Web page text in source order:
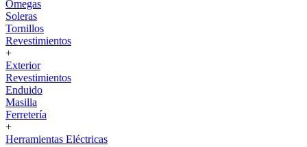
Omegas
Soleras
Tornillos
Revestimientos
+
Exterior
Revestimientos
Enduido
Masilla
Ferretería
+
Herramientas Eléctricas